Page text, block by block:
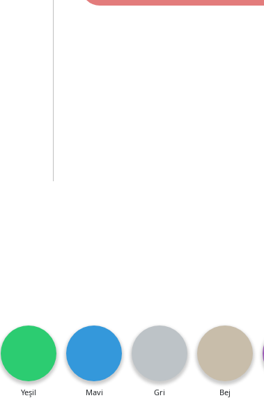
Yeşil Mavi Gri Bej